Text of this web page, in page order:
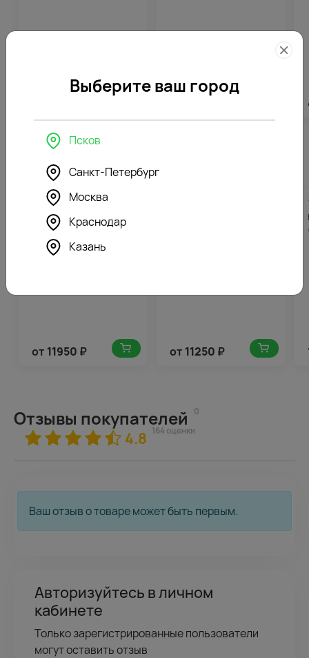
Похожие товары
4.7(395)
Букет из роз Буря эмоций
в коробке
от 11950 ₽ от 11250 ₽
Отзывы покупателей 0
4.8 164 оценки
Ваш отзыв о товаре может быть первым.
Авторизуйтесь в личном
кабинете
Только зарегистрированные пользователи
могут оставить отзыв
Выберите ваш город
Псков
Санкт-Петербург
Москва
Краснодар
Казань